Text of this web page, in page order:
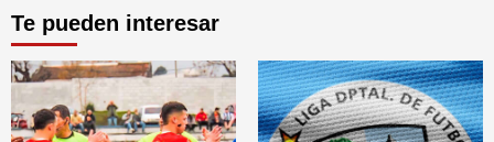
Te pueden interesar